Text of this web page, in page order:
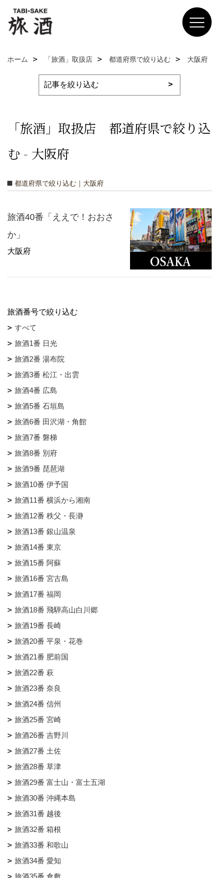
ホーム 「旅酒」取扱店 都道府県で絞り込む 大阪府
「旅酒」取扱店 都道府県で絞り込
む - 大阪府
都道府県で絞り込む｜大阪府
旅酒40番「ええで！おおさ
か」
大阪府
旅酒番号で絞り込む
すべて
旅酒1番 日光
旅酒2番 湯布院
旅酒3番 松江・出雲
旅酒4番 広島
旅酒5番 石垣島
旅酒6番 田沢湖・角館
旅酒7番 磐梯
旅酒8番 別府
旅酒9番 琵琶湖
旅酒10番 伊予国
旅酒11番 横浜から湘南
旅酒12番 秩父・長瀞
旅酒13番 銀山温泉
旅酒14番 東京
旅酒15番 阿蘇
旅酒16番 宮古島
旅酒17番 福岡
旅酒18番 飛騨高山白川郷
旅酒19番 長崎
旅酒20番 平泉・花巻
旅酒21番 肥前国
旅酒22番 萩
旅酒23番 奈良
旅酒24番 信州
旅酒25番 宮崎
旅酒26番 吉野川
旅酒27番 土佐
旅酒28番 草津
旅酒29番 富士山・富士五湖
旅酒30番 沖縄本島
旅酒31番 越後
旅酒32番 箱根
旅酒33番 和歌山
旅酒34番 愛知